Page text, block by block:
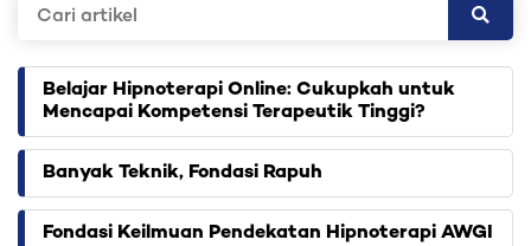
Belajar Hipnoterapi Online: Cukupkah untuk
Mencapai Kompetensi Terapeutik Tinggi?
Banyak Teknik, Fondasi Rapuh
Fondasi Keilmuan Pendekatan Hipnoterapi AWGI